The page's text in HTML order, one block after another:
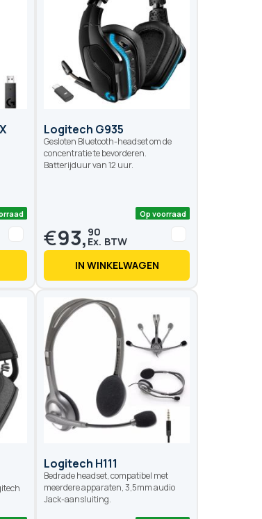
Op voorraad
Logitech G935
Gesloten Bluetooth-headset om de
concentratie te bevorderen.
Batterijduur van 12 uur.
€93, 90
IN WINKELWAGEN
Logitech H111
Bedrade headset, compatibel met
meerdere apparaten, 3,5mm audio
Jack-aansluiting.